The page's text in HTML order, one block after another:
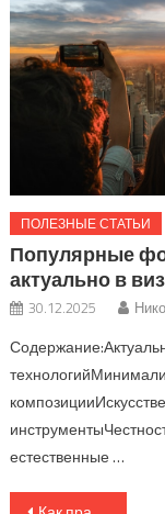
ПОЛЕЗНЫЕ СТАТЬИ
Популярные
актуально в
30.12.2025
естественные …